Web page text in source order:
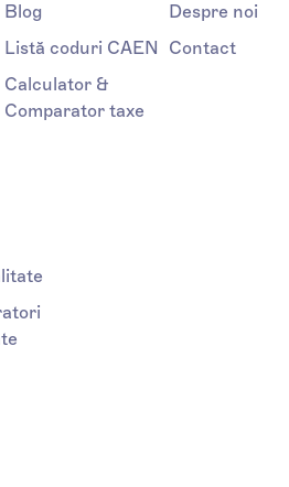
Blog
Listă coduri CAEN
Calculator &
Comparator taxe
Despre noi
Contact